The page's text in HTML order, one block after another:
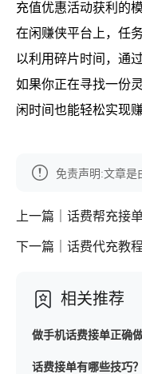
充值优惠活动获利的
在闲赚侠平台上，任
以利用碎片时间，通
如果你正在寻找一份
闲时间也能轻松实现
免责声明:文章是
上一篇｜话费帮充接
下一篇｜话费代充教
相关推荐
做手机话费接单正确
话费接单有哪些技巧